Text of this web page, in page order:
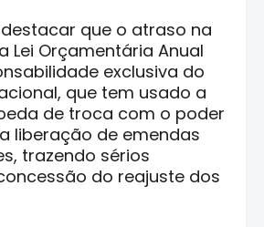
que o atraso na
Lei Orçamentária Anual
exclusiva do
que tem usado a
de troca com o poder
liberação de emendas
trazendo sérios
do reajuste dos